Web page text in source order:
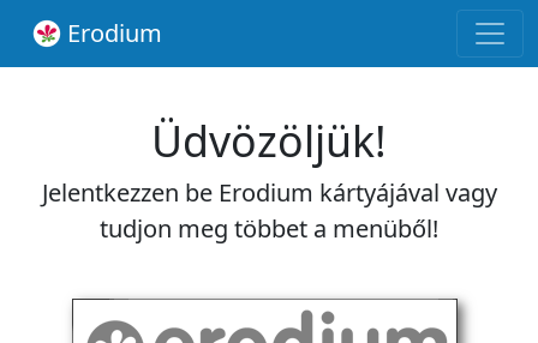
Erodium
Üdvözöljük!
Jelentkezzen be Erodium kártyájával vagy
tudjon meg többet a menüből!